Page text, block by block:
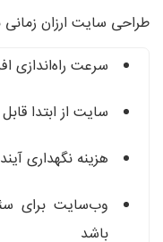
طراحی سایت ارزان
سرعت راه‌اندازی
سایت از ابتدا
هزینه نگهداری
وب‌سایت برای
باشد